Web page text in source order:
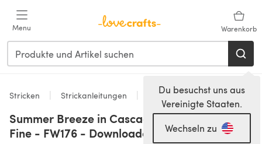
Menu Warenkorb
Du besuchst uns aus
Vereinigte Staaten.
Wechseln zu
Stricken Strickanleitungen Pullover
Summer Breeze in Cascade Yarns Ultra Pima
Fine - FW176 - Downloadable PDF